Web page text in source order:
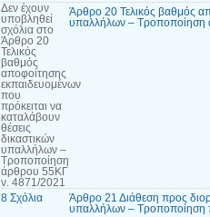
Δεν έχουν
υποβληθεί
σχόλια στο
Άρθρο 20
Τελικός
βαθμός
αποφοίτησης
εκπαιδευομένων
που
πρόκειται να
καταλάβουν
θέσεις
δικαστικών
υπαλλήλων –
Τροποποίηση
άρθρου 55ΚΓ
ν. 4871/2021
Άρθρο 20 Τελικός βαθμός
υπαλλήλων – Τροποποίηση
8 Σχόλια
Άρθρο 21 Διάθεση προς
υπαλλήλων – Τροποποίηση